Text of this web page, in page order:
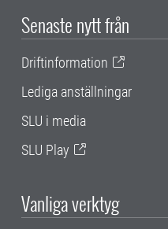
Senaste nytt från
Driftinformation
Lediga anställningar
SLU i media
SLU Play
Vanliga verktyg